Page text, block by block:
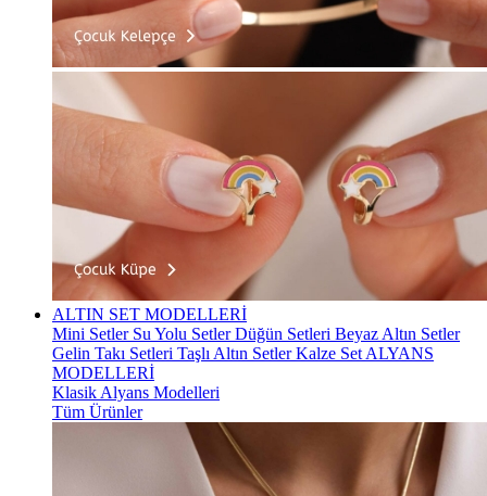
ALTIN SET MODELLERİ
Mini Setler Su Yolu SetlerDüğün Setleri Beyaz Altın Setler
Gelin Takı Setleri Taşlı Altın SetlerKalze Set ALYANS
MODELLERİ
Klasik Alyans Modelleri
Tüm Ürünler